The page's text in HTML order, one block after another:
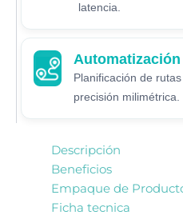
latencia.
Planificación de
precisión milimétrica.
Descripción
Beneficios
Empaque de
Ficha tecnica